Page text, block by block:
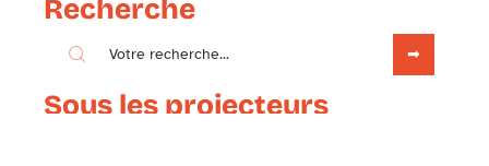
Recherche
Sous les projecteurs